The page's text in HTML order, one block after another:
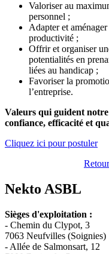
Valoriser au
personnel ;
Adapter et
productivité ;
Offrir et organiser
potentialités en
liées au handicap ;
Favoriser la
l’entreprise.
Valeurs qui guident notre
confiance, efficacité et
Cliquez ici pour postuler
Nekto ASBL
Sièges d'exploitation :
- Chemin du Clypot, 3
7063 Neufvilles (Soignies)
- Allée de Salmonsart, 12